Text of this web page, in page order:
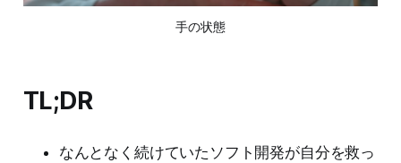
手の状態
TL;DR
なんとなく続けていたソフト開発が自分を救っ